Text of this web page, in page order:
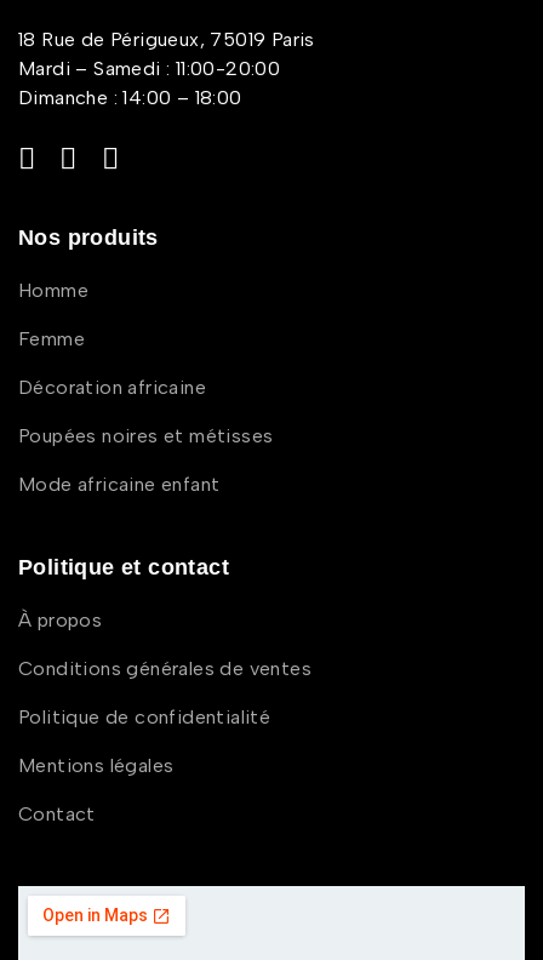
18 Rue de Périgueux, 75019 Paris
Mardi – Samedi : 11:00-20:00
Dimanche : 14:00 – 18:00
Nos produits
Homme
Femme
Décoration africaine
Poupées noires et métisses
Mode africaine enfant
Politique et contact
À propos
Conditions générales de ventes
Politique de confidentialité
Mentions légales
Contact